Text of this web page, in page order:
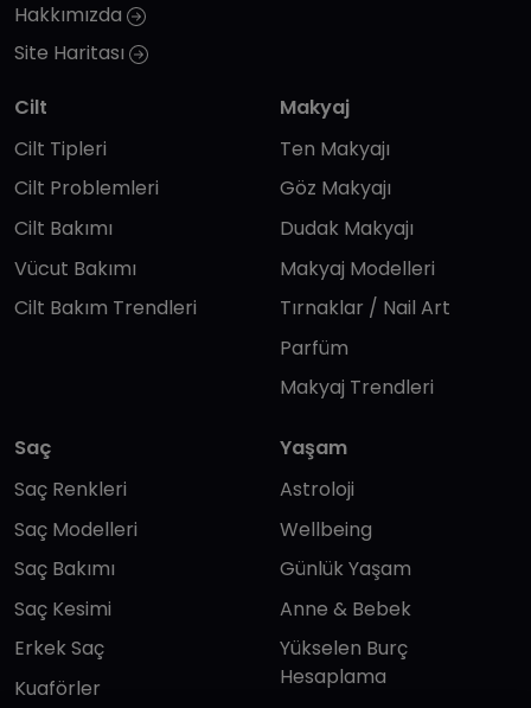
Hakkımızda
Site Haritası
Cilt
Cilt Tipleri
Cilt Problemleri
Cilt Bakımı
Vücut Bakımı
Cilt Bakım Trendleri
Makyaj
Ten Makyajı
Göz Makyajı
Dudak Makyajı
Makyaj Modelleri
Tırnaklar / Nail Art
Parfüm
Makyaj Trendleri
Saç
Saç Renkleri
Saç Modelleri
Saç Bakımı
Saç Kesimi
Erkek Saç
Kuaförler
Yaşam
Astroloji
Wellbeing
Günlük Yaşam
Anne & Bebek
Yükselen Burç
Hesaplama